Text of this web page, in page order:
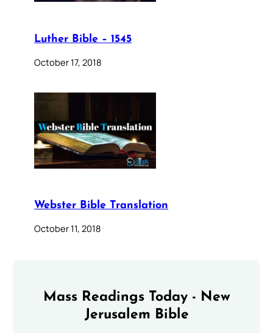
Luther Bible – 1545
October 17, 2018
Webster Bible Translation
October 11, 2018
Mass Readings Today - New
Jerusalem Bible